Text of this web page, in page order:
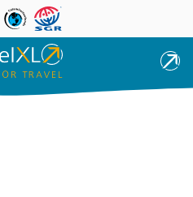
Overslaan en naar de inhoud